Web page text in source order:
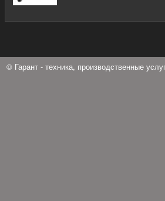
© Гарант - техника, производственные